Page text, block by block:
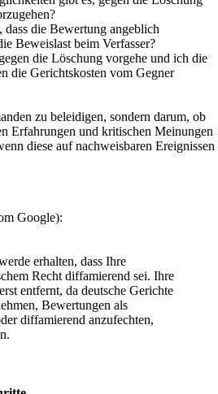
die Bewertung angeblich
Beweislast beim Verfasser?
die Löschung vorgehe und ich die
die Gerichtskosten vom Gegner
zu beleidigen, sondern darum, ob
Erfahrungen und kritischen Meinungen
diese auf nachweisbaren Ereignissen
Google):
erhalten, dass Ihre
Recht diffamierend sei. Ihre
entfernt, da deutsche Gerichte
Bewertungen als
diffamierend anzufechten,